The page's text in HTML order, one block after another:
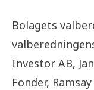
Bolagets
Investor AB,
Fonder,